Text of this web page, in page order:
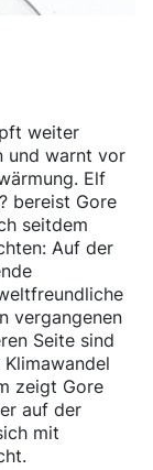
weiter
und warnt vor
Elf
bereist Gore
seitdem
Auf der
vergangenen
Seite sind
zeigt Gore
auf der
mit